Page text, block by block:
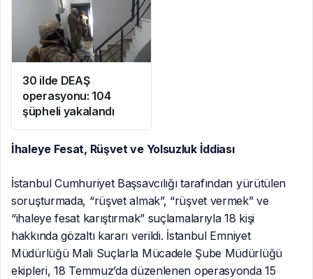
30 ilde DEAŞ
operasyonu: 104
şüpheli yakalandı
İhaleye Fesat, Rüşvet ve Yolsuzluk İddiası
İstanbul Cumhuriyet Başsavcılığı tarafından yürütülen
soruşturmada, “rüşvet almak”, “rüşvet vermek” ve
“ihaleye fesat karıştırmak” suçlamalarıyla 18 kişi
hakkında gözaltı kararı verildi. İstanbul Emniyet
Müdürlüğü Mali Suçlarla Mücadele Şube Müdürlüğü
ekipleri, 18 Temmuz’da düzenlenen operasyonda 15